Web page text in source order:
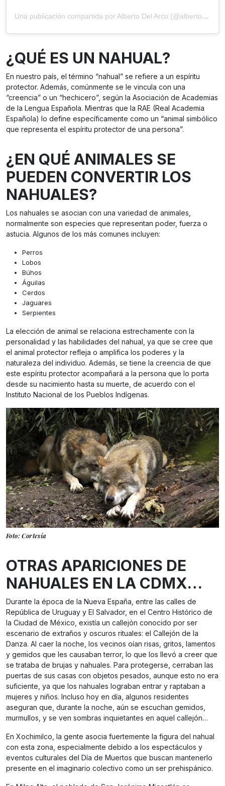
Una publicación compartida por Alberto Del Arco (@albertodelarco)
¿QUÉ ES UN NAHUAL?
En nuestro país, el término “nahual” se refiere a un espíritu
protector. Además, comúnmente se le vincula con una
“creencia” o un “hechicero”, según la Asociación de Academias
de la Lengua Española. Mientras que la RAE (Real Academia
Española) lo define específicamente como un “animal simbólico
que representa el espíritu protector de una persona”.
¿EN QUÉ ANIMALES SE
PUEDEN CONVERTIR LOS
NAHUALES?
Los nahuales se asocian con una variedad de animales,
normalmente son especies que representan poder, fuerza o
astucia. Algunos de los más comunes incluyen:
Perros
Lobos
Búhos
Águilas
Cerdos
Jaguares
Serpientes
La elección de animal se relaciona estrechamente con la
personalidad y las habilidades del nahual, ya que se cree que
el animal protector refleja o amplifica los poderes y la
naturaleza del individuo. Además, se tiene la creencia de que
este espíritu protector acompañará a la persona que lo porta
desde su nacimiento hasta su muerte, de acuerdo con el
Instituto Nacional de los Pueblos Indígenas.
Foto: Cortesía
OTRAS APARICIONES DE
NAHUALES EN LA CDMX…
Durante la época de la Nueva España, entre las calles de
República de Uruguay y El Salvador, en el Centro Histórico de
la Ciudad de México, existía un callejón conocido por ser
escenario de extraños y oscuros rituales: el Callejón de la
Danza. Al caer la noche, los vecinos oían risas, gritos, lamentos
y gemidos que les causaban terror, lo que los llevó a creer que
se trataba de brujas y nahuales. Para protegerse, cerraban las
puertas de sus casas con objetos pesados, aunque esto no era
suficiente, ya que los nahuales lograban entrar y raptaban a
mujeres y niños. Incluso hoy en día, algunos residentes
aseguran que, durante la noche, aún se escuchan gemidos,
murmullos, y se ven sombras inquietantes en aquel callejón…
En Xochimilco, la gente asocia fuertemente la figura del nahual
con esta zona, especialmente debido a los espectáculos y
eventos culturales del Día de Muertos que buscan mantenerlo
presente en el imaginario colectivo como un ser prehispánico.